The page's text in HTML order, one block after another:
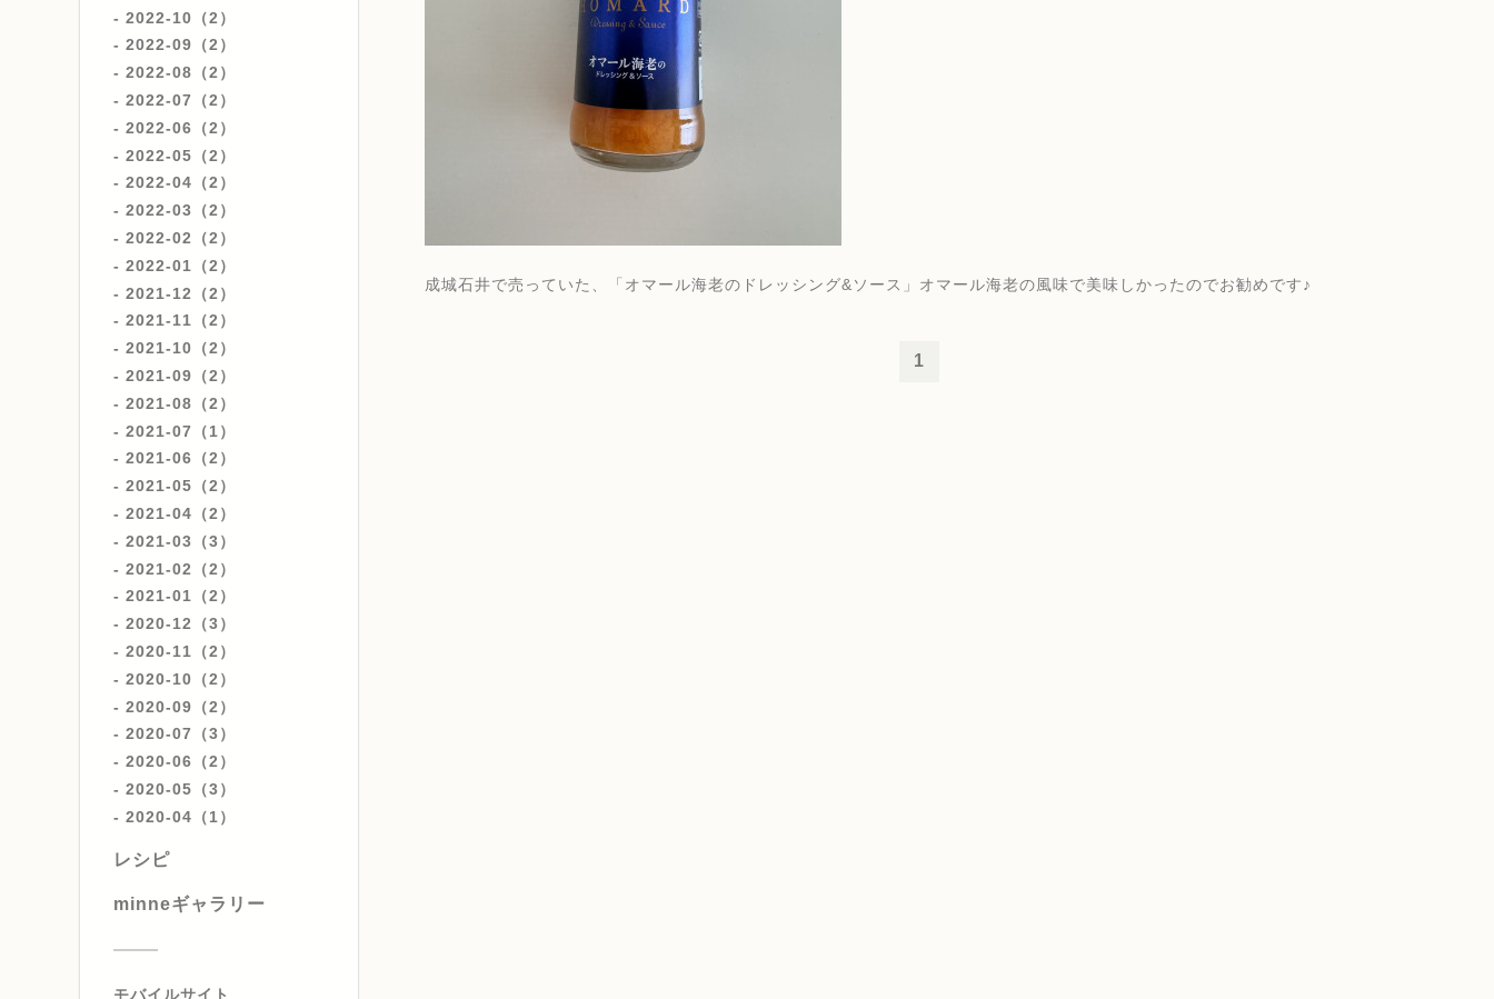
2022-10（2）
2022-09（2）
2022-08（2）
2022-07（2）
2022-06（2）
2022-05（2）
2022-04（2）
2022-03（2）
2022-02（2）
2022-01（2）
2021-12（2）
2021-11（2）
2021-10（2）
2021-09（2）
2021-08（2）
2021-07（1）
2021-06（2）
2021-05（2）
2021-04（2）
2021-03（3）
2021-02（2）
2021-01（2）
2020-12（3）
2020-11（2）
2020-10（2）
2020-09（2）
2020-07（3）
2020-06（2）
2020-05（3）
2020-04（1）
レシピ
minneギャラリー
モバイルサイト
成城石井で売っていた、「オマール海老のドレッシング&ソース」オマール海老の風味で美味しかったのでお勧めです♪
1